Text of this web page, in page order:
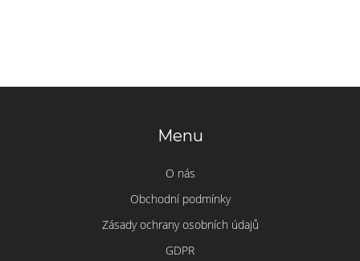
Menu
O nás
Obchodní podmínky
Zásady ochrany osobních údajů
GDPR